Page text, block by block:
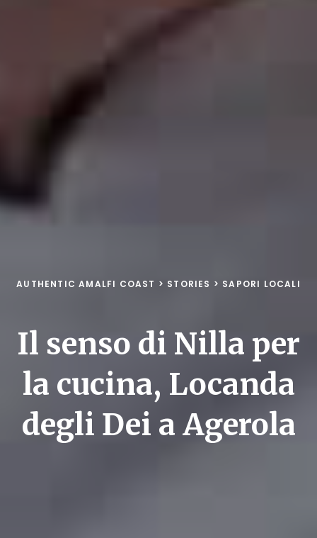
AUTHENTIC AMALFI COAST > STORIES > SAPORI LOCALI
Il senso di Nilla per
la cucina, Locanda
degli Dei a Agerola